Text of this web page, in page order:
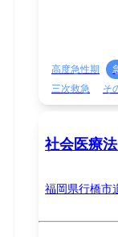
高度急性期
三次救急
そ
社会医療
福岡県行橋市